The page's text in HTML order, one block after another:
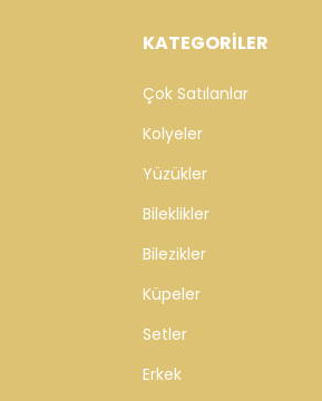
KATEGORİLER
Çok Satılanlar
Kolyeler
Yüzükler
Bileklikler
Bilezikler
Küpeler
Setler
Erkek